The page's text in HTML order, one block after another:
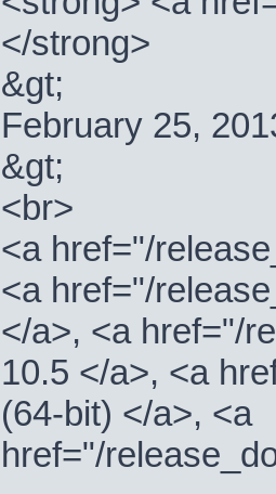
</strong>
&gt;
February 25,
&gt;
<br>
<a href="/
<a href="/
</a>, <a href="/
10.5 </a>, <a
(64-bit) </a>, <a
href="/